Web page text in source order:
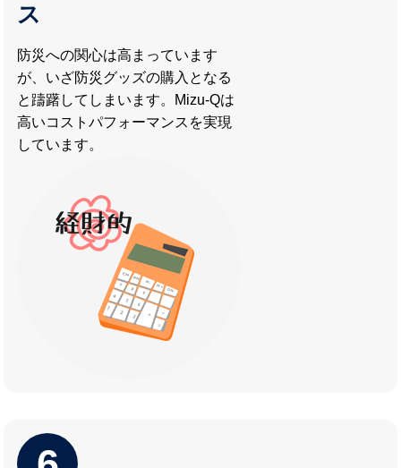
ス
防災への関心は高まっています
が、いざ防災グッズの購入となる
と躊躇してしまいます。Mizu-Qは
高いコストパフォーマンスを実現
しています。